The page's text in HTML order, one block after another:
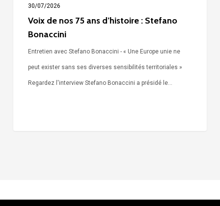
30/07/2026
Voix de nos 75 ans d’histoire : Stefano
Bonaccini
Entretien avec Stefano Bonaccini - « Une Europe unie ne
peut exister sans ses diverses sensibilités territoriales »
Regardez l'interview Stefano Bonaccini a présidé le…